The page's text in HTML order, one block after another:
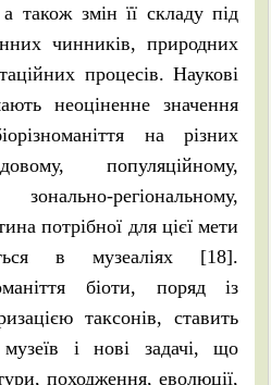
а також змін її складу під
чинників, природних
процесів. Наукові
неоціненне значення
на різних
популяційному,
регіональному,
потрібної для цієї мети
в музеаліях [18].
біоти, поряд із
таксонів, ставить
і нові задачі, що
походження, еволюції,